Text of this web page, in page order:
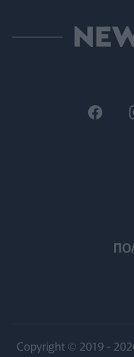
Και οι μαϊμούδες
ρίχνουν φως στις
Η ΕΙΝΑΠ
Ηλεκτρικά
07/08/2026 -
ΗΠΑ: Μεγάλη
τον χρόνο για
Βασιλακόπουλος
Copyright © 2019 -